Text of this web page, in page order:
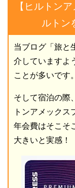
【ヒルトン
ルトン
当ブログ「旅と
介していますよ
ことが多いです。
そして宿泊の際
トンアメックス
年会費はそこそ
大きいと実感！